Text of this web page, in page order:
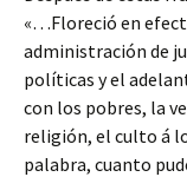
«…Floreció en
administración de
políticas y el
con los pobres, la
religión, el culto á
palabra, cuanto